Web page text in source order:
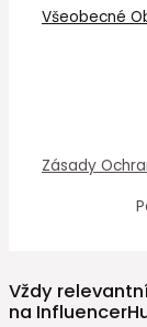
Všeobecné
Zásady
Vždy
na